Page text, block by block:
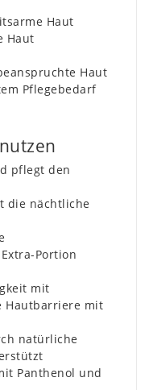
Haut
Haut
Haut
Pflegebedarf
pflegt den
die nächtliche
Portion
mit
Hautbarriere mit
natürliche
Panthenol und